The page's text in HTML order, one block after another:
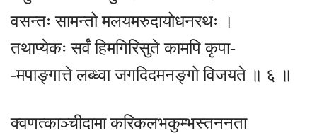
वसन्तः सामन्तो मलयमरुदायोधनरथः ।
तथाप्येकः सर्वं हिमगिरिसुते कामपि कृपा-
-मपाङ्गात्ते लब्ध्वा जगदिदमनङ्गो विजयते ॥ ६ ॥
क्वणत्काञ्चीदामा करिकलभकुम्भस्तननता